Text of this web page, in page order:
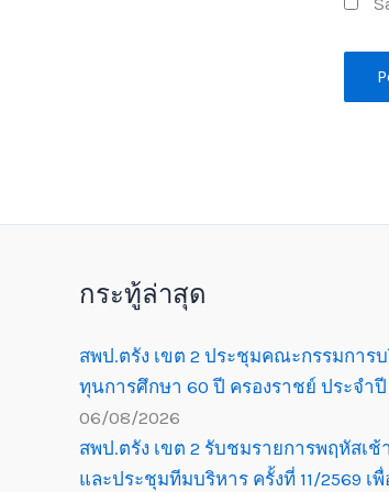
กระทู้ล่าสุด
สพป.ตรัง เขต 2 ประชุมคณะกรรมการบ
ทุนการศึกษา 60 ปี ครองราชย์ ประจำปี
06/08/2026
สพป.ตรัง เขต 2 รับชมรายการพฤหัสเช้
และประชุมทีมบริหาร ครั้งที่ 11/2569 เ